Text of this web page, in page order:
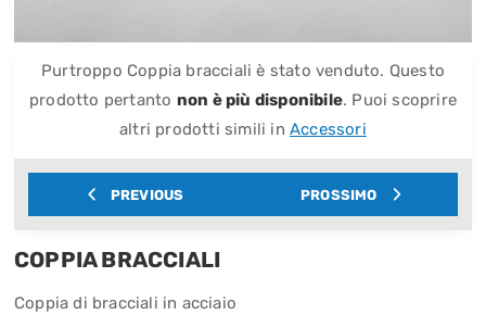
Purtroppo Coppia bracciali è stato venduto. Questo
prodotto pertanto non è più disponibile. Puoi scoprire
altri prodotti simili inAccessori
PREVIOUS PROSSIMO
COPPIA BRACCIALI
Coppia di bracciali in acciaio